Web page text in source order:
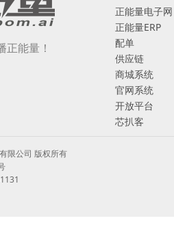
能量！
正能量电子网
正能量ERP
配单
供应链
商城系统
官网系统
开放平台
芯扒客
限公司 版权所有